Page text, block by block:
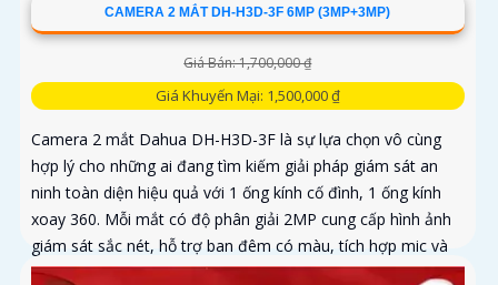
CAMERA 2 MẮT DH-H3D-3F 6MP (3MP+3MP)
Giá Bán: 1,700,000 ₫
Giá Khuyến Mại: 1,500,000 ₫
Camera 2 mắt Dahua DH-H3D-3F là sự lựa chọn vô cùng
hợp lý cho những ai đang tìm kiếm giải pháp giám sát an
ninh toàn diện hiệu quả với 1 ống kính cố đình, 1 ống kính
xoay 360. Mỗi mắt có độ phân giải 2MP cung cấp hình ảnh
giám sát sắc nét, hỗ trợ ban đêm có màu, tích hợp mic và
loa đàm thoại 2 chiều, khả năng phát hiện phân biệt người